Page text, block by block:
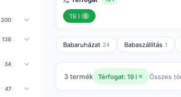
19 l 3
Babaruházat 24 Babaszállítás 1
3 termék Térfogat: 19 l Összes
200
138
34
47